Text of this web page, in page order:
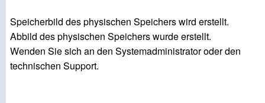
Speicherbild des physischen Speichers wird erstellt.
Abbild des physischen Speichers wurde erstellt.
Wenden Sie sich an den Systemadministrator oder den
technischen Support.